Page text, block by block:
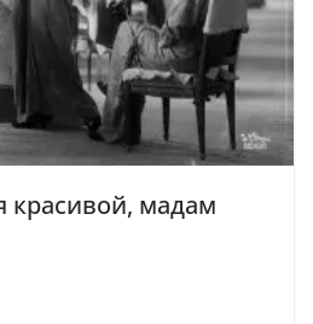
красивой, мадам